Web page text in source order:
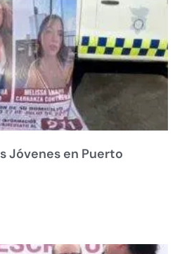
Jóvenes en Puerto